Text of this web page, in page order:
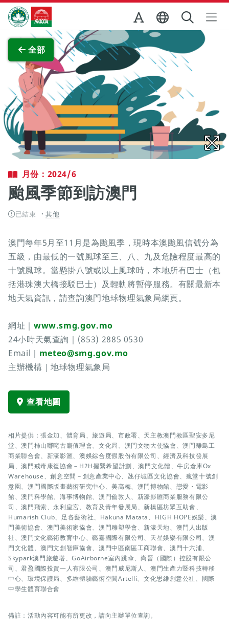
跳至主内容
澳門特別行政區政府旅遊局
全部
查看原圖
月份：2024/6
颱風季節到訪澳門
已結束 其他
澳門每年5月至11月是為颱風季，現時本澳颱風信號分為
五級，由最低的一號風球至三、八、九及危險程度最高的
十號風球。當懸掛八號或以上風球時，本地所有巴士（包
括港珠澳大橋接駁巴士）及輕軌將暫停服務。有關最新本
地天氣資訊，請查詢澳門地球物理氣象局網頁。
網址｜ www.smg.gov.mo
24小時天氣查詢｜(853) 2885 0530
Email｜ meteo@smg.gov.mo
主辦機構｜地球物理氣象局
查看地圖
相片提供：張金加、體育局、旅遊局、市政署、天主教澳門教區聖安多尼
堂、澳門柿山哪咤古廟值理會、文化局、澳門文物大使協會、澳門離島工
商業聯合會、新濠影滙、澳娛綜合度假股份有限公司、經濟及科技發展
局、澳門戒毒康復協會－H2H握緊希望計劃、澳門文化體、牛房倉庫Ox
Warehouse、創意空間－創意產業中心、氹仔城區文化協會、瘋堂十號創
意園、澳門國際版畫藝術研究中心、美高梅、澳門博物館、戀愛・電影
館、澳門科學館、海事博物館、澳門倫敦人、新濠影匯商業服務有限公
司、澳門飛索、永利皇宮、教育及青年發展局、新橋區坊眾互助會、
Humarish Club、足各藝術社、Hakuna Matata、HIGH HOPE娛樂、澳
門美術協會、澳門美術家協會、澳門雕塑學會、新濠天地、澳門人出版
社、澳門文化藝術教育中心、藝嘉國際有限公司、天星娛樂有限公司、澳
門文化體、澳門文創智庫協會、澳門中區南區工商聯會、澳門十六浦、
Skypark澳門旅遊塔、GoAirborne室內跳傘、尚晉（國際）控股有限公
司、君盈國際投資一人有限公司、澳門威尼斯人、澳門生產力暨科技轉移
中心、環境保護局、多維體驗藝術空間Artelli、文化思維創意公社、國際
中學生體育聯合會
備註：活動內容可能有所更改，請向主辦單位查詢。